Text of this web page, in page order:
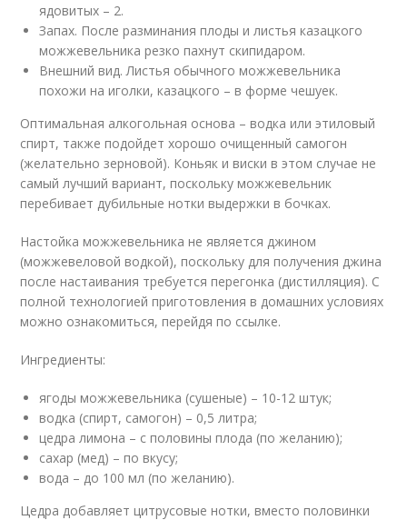
ядовитых – 2.
Запах. После разминания плоды и листья казацкого
можжевельника резко пахнут скипидаром.
Внешний вид. Листья обычного можжевельника
похожи на иголки, казацкого – в форме чешуек.
Оптимальная алкогольная основа – водка или этиловый
спирт, также подойдет хорошо очищенный самогон
(желательно зерновой). Коньяк и виски в этом случае не
самый лучший вариант, поскольку можжевельник
перебивает дубильные нотки выдержки в бочках.
Настойка можжевельника не является джином
(можжевеловой водкой), поскольку для получения джина
после настаивания требуется перегонка (дистилляция). С
полной технологией приготовления в домашних условиях
можно ознакомиться, перейдя по ссылке.
Ингредиенты:
ягоды можжевельника (сушеные) – 10-12 штук;
водка (спирт, самогон) – 0,5 литра;
цедра лимона – с половины плода (по желанию);
сахар (мед) – по вкусу;
вода – до 100 мл (по желанию).
Цедра добавляет цитрусовые нотки, вместо половинки